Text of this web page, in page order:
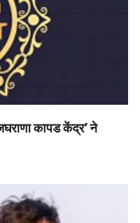
कापड केंद्र’ ने